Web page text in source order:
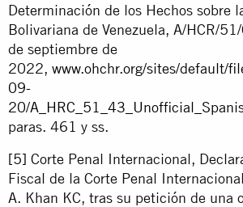
Determinación de los Hechos sobre
Bolivariana de Venezuela, A/HCR/
de septiembre de
2022, www.ohchr.org/sites/default/
09-
20/
paras. 461 y ss.
[5] Corte Penal Internacional,
Fiscal de la Corte Penal
A. Khan KC, tras su petición de una